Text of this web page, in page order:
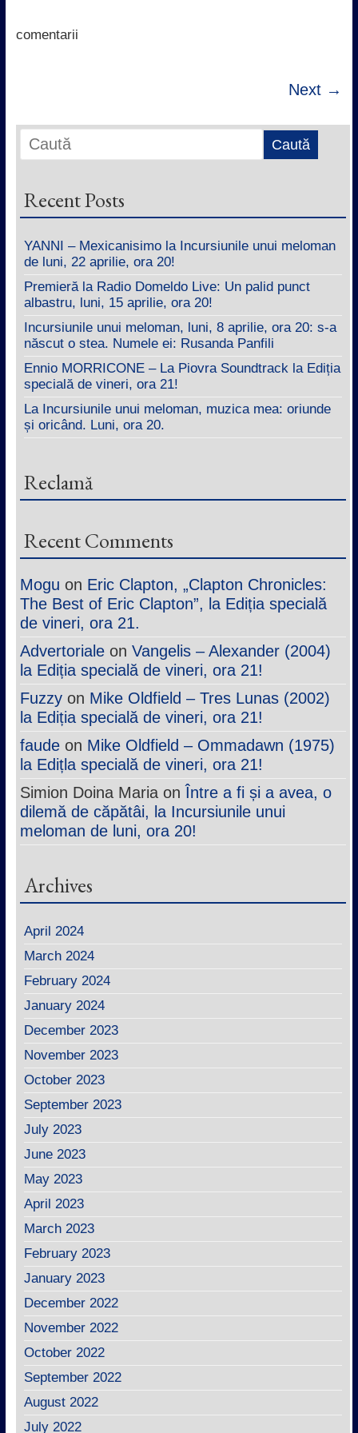
k
p
comentarii
Next →
Recent Posts
YANNI – Mexicanisimo la Incursiunile unui meloman
de luni, 22 aprilie, ora 20!
Premieră la Radio Domeldo Live: Un palid punct
albastru, luni, 15 aprilie, ora 20!
Incursiunile unui meloman, luni, 8 aprilie, ora 20: s-a
născut o stea. Numele ei: Rusanda Panfili
Ennio MORRICONE – La Piovra Soundtrack la Ediția
specială de vineri, ora 21!
La Incursiunile unui meloman, muzica mea: oriunde
și oricând. Luni, ora 20.
Reclamă
Recent Comments
Mogu on Eric Clapton, „Clapton Chronicles:
The Best of Eric Clapton”, la Ediția specială
de vineri, ora 21.
Advertorialeon Vangelis – Alexander (2004)
la Ediția specială de vineri, ora 21!
Fuzzyon Mike Oldfield – Tres Lunas (2002)
la Ediția specială de vineri, ora 21!
faudeon Mike Oldfield – Ommadawn (1975)
la Edițla specială de vineri, ora 21!
Simion Doina MariaonÎntre a fi și a avea, o
dilemă de căpătâi, la Incursiunile unui
meloman de luni, ora 20!
Archives
April 2024
March 2024
February 2024
January 2024
December 2023
November 2023
October 2023
September 2023
July 2023
June 2023
May 2023
April 2023
March 2023
February 2023
January 2023
December 2022
November 2022
October 2022
September 2022
August 2022
July 2022